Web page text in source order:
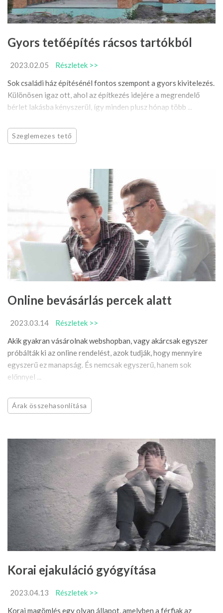
Gyors tetőépítés rácsos tartókból
2023.02.05
Részletek >>
Sok családi ház építésénél fontos szempont a gyors kivitelezés.
Különösen igaz ott, ahol az építkezés idejére a megrendelő
bérlet lakásba kényszerül, így minden plusz hónap több ...
Szeglemezes tető
Online bevásárlás percek alatt
2023.03.14
Részletek >>
Akik gyakran vásárolnak webshopban, vagy akárcsak egyszer
próbálták ki az online rendelést, azok tudják, hogy mennyire
egyszerű ez manapság. És nemcsak egyszerű, hanem sok
előnnyel ...
Árak összehasonlítása
Korai ejakuláció gyógyítása
2023.04.13
Részletek >>
Korai magömlés egy olyan állapot, amelyben a férfiak az